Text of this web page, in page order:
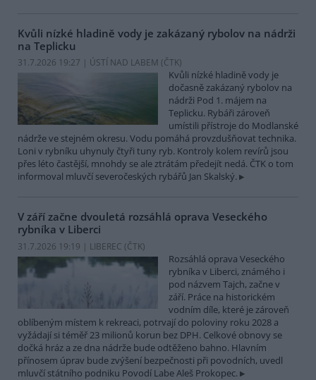
Kvůli nízké hladině vody je zakázaný rybolov na nádrži
na Teplicku
31.7.2026 19:27 | ÚSTÍ NAD LABEM (ČTK)
Kvůli nízké hladině vody je
dočasně zakázaný rybolov na
nádrži Pod 1. májem na
Teplicku. Rybáři zároveň
umístili přístroje do Modlanské
nádrže ve stejném okresu. Vodu pomáhá provzdušňovat technika.
Loni v rybníku uhynuly čtyři tuny ryb. Kontroly kolem revírů jsou
přes léto častější, mnohdy se ale ztrátám předejít nedá. ČTK o tom
informoval mluvčí severočeských rybářů Jan Skalský.
V září začne dvouletá rozsáhlá oprava Veseckého
rybníka v Liberci
31.7.2026 19:19 | LIBEREC (ČTK)
Rozsáhlá oprava Veseckého
rybníka v Liberci, známého i
pod názvem Tajch, začne v
září. Práce na historickém
vodním díle, které je zároveň
oblíbeným místem k rekreaci, potrvají do poloviny roku 2028 a
vyžádají si téměř 23 milionů korun bez DPH. Celkové obnovy se
dočká hráz a ze dna nádrže bude odtěženo bahno. Hlavním
přínosem úprav bude zvýšení bezpečnosti při povodních, uvedl
mluvčí státního podniku Povodí Labe Aleš Prokopec.